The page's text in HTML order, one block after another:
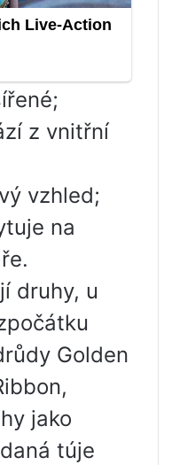
z vnitřní
vzhled;
na
druhy, u
Golden
jako
túje